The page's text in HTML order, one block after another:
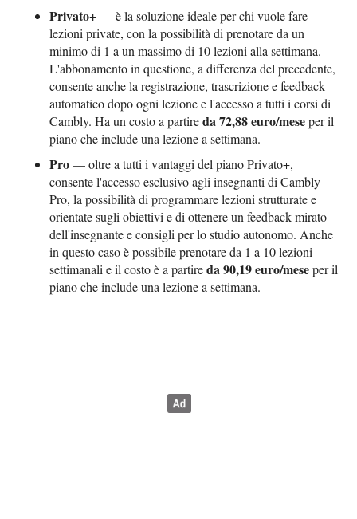
Privato+— è la soluzione ideale per chi vuole fare
lezioni private, con la possibilità di prenotare da un
minimo di 1 a un massimo di 10 lezioni alla settimana.
L'abbonamento in questione, a differenza del precedente,
consente anche la registrazione, trascrizione e feedback
automatico dopo ogni lezione e l'accesso a tutti i corsi di
Cambly. Ha un costo a partireda 72,88 euro/meseper il
piano che include una lezione a settimana.
Pro— oltre a tutti i vantaggi del piano Privato+,
consente l'accesso esclusivo agli insegnanti di Cambly
Pro, la possibilità di programmare lezioni strutturate e
orientate sugli obiettivi e di ottenere un feedback mirato
dell'insegnante e consigli per lo studio autonomo. Anche
in questo caso è possibile prenotare da 1 a 10 lezioni
settimanali e il costo è a partireda 90,19 euro/meseper il
piano che include una lezione a settimana.